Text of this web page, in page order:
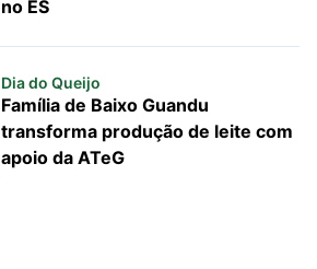
no ES
Dia do Queijo
Família de Baixo Guandu
transforma produção de leite com
apoio da ATeG